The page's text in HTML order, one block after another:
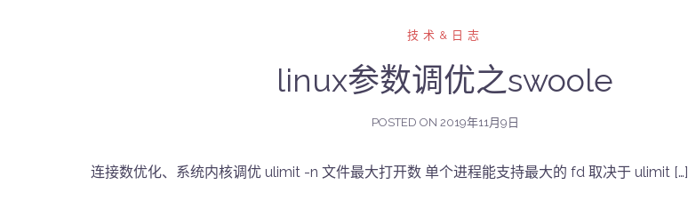
技术&日志
linux参数调优之swoole
POSTED ON 2019年11月9日
连接数优化、系统内核调优 ulimit -n 文件最大打开数 单个进程能支持最大的 fd 取决于 ulimit […]